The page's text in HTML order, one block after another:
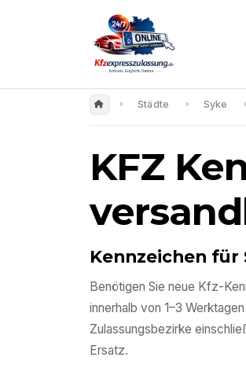
Städte Syke
KFZ
Kennzeichen für
Benötigen Sie neue Kfz-
innerhalb von 1–3
Zulassungsbezirke
Ersatz.